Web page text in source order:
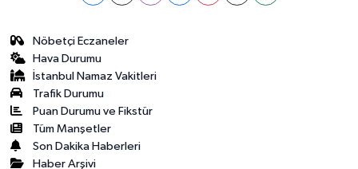
Nöbetçi Eczaneler
Hava Durumu
İstanbul Namaz Vakitleri
Trafik Durumu
Puan Durumu ve Fikstür
Tüm Manşetler
Son Dakika Haberleri
Haber Arşivi